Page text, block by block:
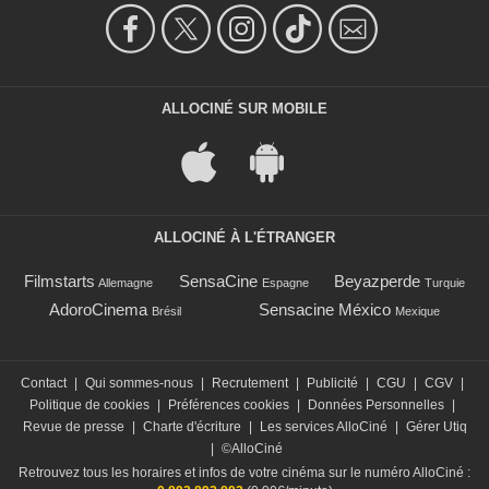
ALLOCINÉ SUR MOBILE
ALLOCINÉ À L'ÉTRANGER
Filmstarts Allemagne SensaCine Espagne Beyazperde Turquie
AdoroCinema Brésil Sensacine México Mexique
Contact Qui sommes-nous Recrutement Publicité CGU CGV
Politique de cookies
Préférences cookies Données Personnelles
Revue de presse
Charte d'écriture Les services AlloCiné
Gérer Utiq
©AlloCiné
Retrouvez tous les horaires et infos de votre cinéma sur le numéro AlloCiné :